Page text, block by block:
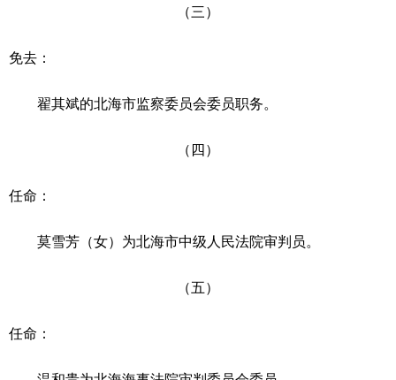
（三）
免去：
翟其斌的北海市监察委员会委员职务。
（四）
任命：
莫雪芳（女）为北海市中级人民法院审判员。
（五）
任命：